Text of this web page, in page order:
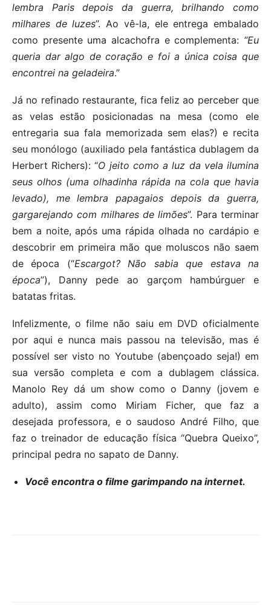
lembra Paris depois da guerra, brilhando como
milhares de luzes”. Ao vê-la, ele entrega embalado
como presente uma alcachofra e complementa: “Eu
queria daralgo de coração e foi a única coisa que
encontrei na geladeira.”
Já no refinado restaurante, fica feliz ao perceber que
as velas estão posicionadas na mesa (como ele
entregaria sua fala memorizada sem elas?) e recita
seu monólogo (auxiliado pela fantástica dublagem da
Herbert Richers): “O jeito como a luz da vela ilumina
seus olhos (uma olhadinha rápida na cola que havia
levado), me lembra papagaios depois da guerra,
gargarejando com milhares de limões”. Para terminar
bem a noite, após uma rápida olhada no cardápio e
descobrir em primeira mão que moluscos não saem
de época (“Escargot? Não sabia que estava na
época”), Danny pede ao garçom hambúrguer e
batatas fritas.
Infelizmente, o filme não saiu em DVD oficialmente
por aqui e nunca mais passou na televisão, mas é
possível ser visto no Youtube (abençoado seja!) em
sua versão completa e com a dublagem clássica.
Manolo Rey dá um show como o Danny (jovem e
adulto), assim como Miriam Ficher, que faz a
desejada professora, e o saudoso André Filho, que
faz o treinador de educação física “Quebra Queixo”,
principal pedra no sapato de Danny.
Você encontra o filme garimpando na internet.